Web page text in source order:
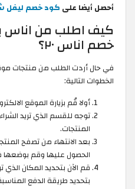
أحصل أيضا على كود خصم ليفل
كيف اطلب من اناس
خصم اناس ٢٠؟
الخطوات التالية:
أولا قُم بزيارة الموقع
توجه للقسم الذي تريد
المنتجات.
بعد الانتهاء من تصفح
الحصول عليها وقم
قم الآن بتحديد المكان
بتحديد طريقة الدفع